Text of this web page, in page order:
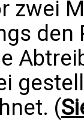
zwei
den
(